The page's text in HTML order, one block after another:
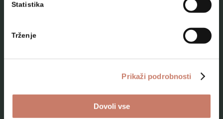
Statistika
Trženje
Prikaži podrobnosti
Dovoli vse
Kam na izlet
Programi za skupine odraslih